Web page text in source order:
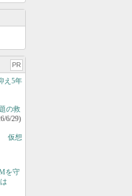
PR
え5年
の救
6/29)
仮想
を守